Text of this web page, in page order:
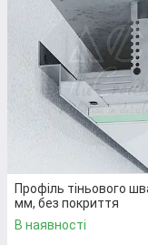
створює
альянс з
чистої
Профіль тіньового
мм, без покриття
В наявності